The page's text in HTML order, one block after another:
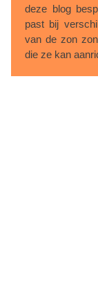
deze blog
past bij
van de zon
die ze kan